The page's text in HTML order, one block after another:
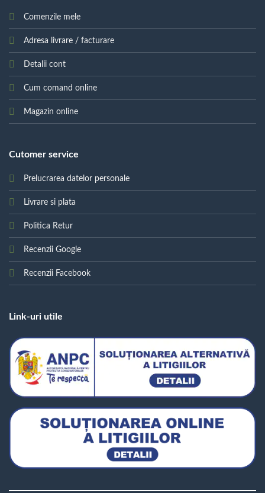
Comenzile mele
Adresa livrare / facturare
Detalii cont
Cum comand online
Magazin online
Cutomer service
Prelucrarea datelor personale
Livrare si plata
Politica Retur
Recenzii Google
Recenzii Facebook
Link-uri utile